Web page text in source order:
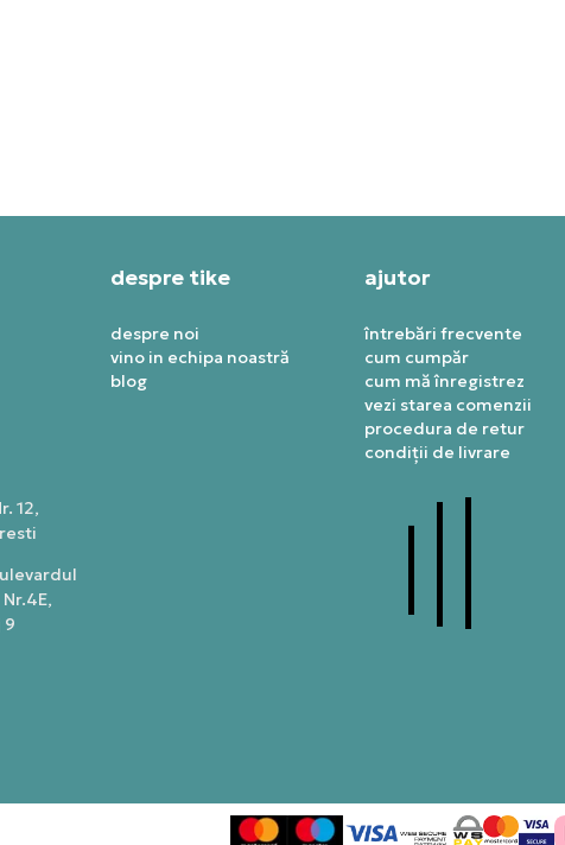
12,
9
despre tike
despre noi
vino in echipa noastră
blog
ajutor
întrebări frecvente
cum cumpăr
cum mă înregistrez
vezi starea comenzii
procedura de retur
condiții de livrare